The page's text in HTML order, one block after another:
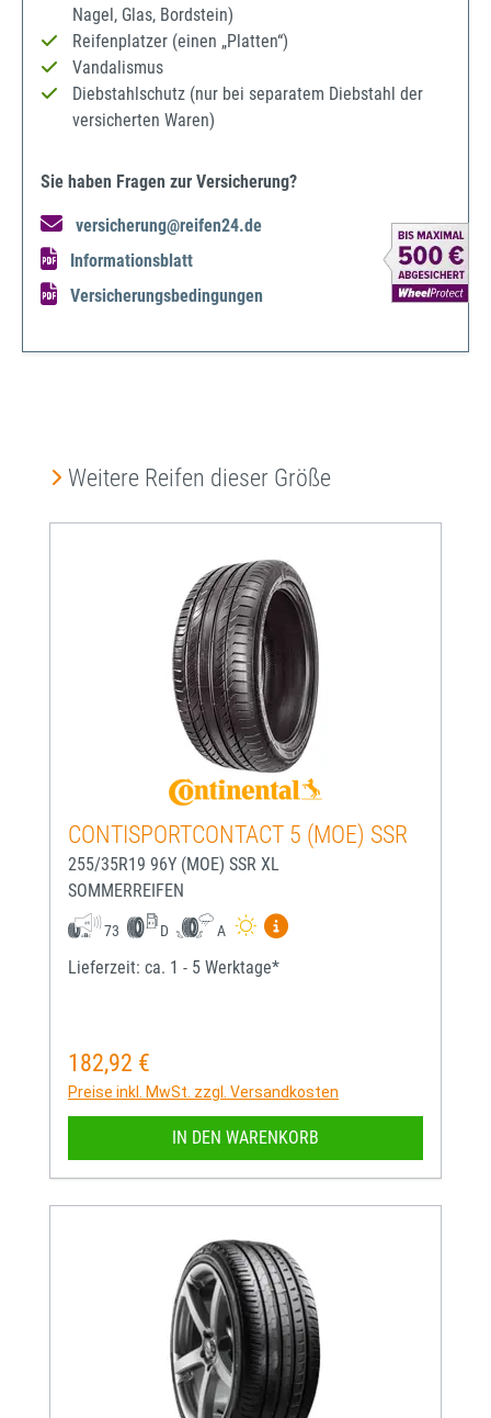
Nagel, Glas, Bordstein)
Reifenplatzer (einen „Platten“)
Vandalismus
Diebstahlschutz (nur bei separatem Diebstahl der
versicherten Waren)
Sie haben Fragen zur Versicherung?
versicherung@reifen24.de
Informationsblatt
Versicherungsbedingungen
Produktgalerie überspringen
Weitere Reifen dieser Größe
CONTISPORTCONTACT 5 (MOE) SSR
255/35R19 96Y (MOE) SSR XL
SOMMERREIFEN
73 D A
Mehr Informationen zum
Lieferzeit: ca. 1 - 5 Werktage*
Regulärer Preis:
182,92 €
Preise inkl. MwSt. zzgl. Versandkosten
IN DEN WARENKORB